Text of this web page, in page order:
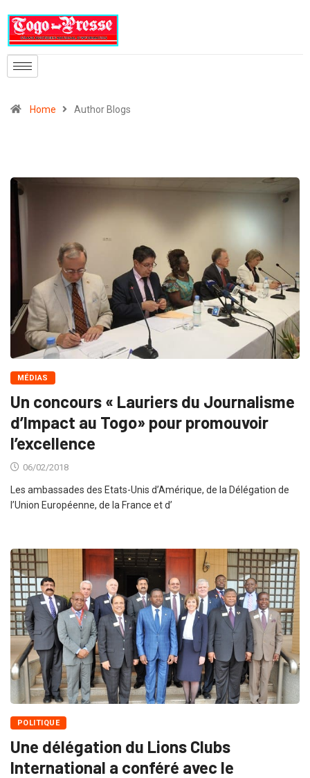
Home Author Blogs
MÉDIAS
Un concours « Lauriers du Journalisme
d’Impact au Togo» pour promouvoir
l’excellence
06/02/2018
Les ambassades des Etats-Unis d’Amérique, de la Délégation de
l’Union Européenne, de la France et d’
POLITIQUE
Une délégation du Lions Clubs
International a conféré avec le